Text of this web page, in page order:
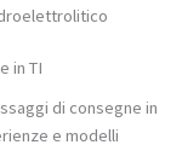
in TI
di consegne in
e modelli